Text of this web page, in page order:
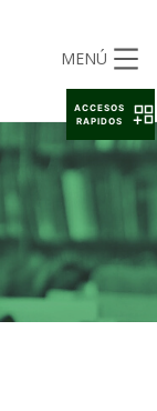
MENÚ
ACCESOS
RAPIDOS